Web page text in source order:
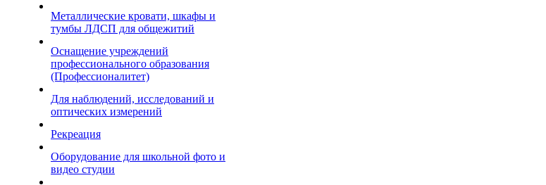
Металлические кровати, шкафы и
тумбы ЛДСП для общежитий
Оснащение учреждений
профессионального образования
(Профессионалитет)
Для наблюдений, исследований и
оптических измерений
Рекреация
Оборудование для школьной фото и
видео студии